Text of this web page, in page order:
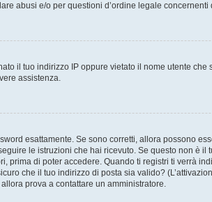
abusi e/o per questioni d’ordine legale concernenti
il tuo indirizzo IP oppure vietato il nome utente
assistenza.
esattamente. Se sono corretti, allora possono
le istruzioni che hai ricevuto. Se questo non è
prima di poter accedere. Quando ti registri ti verrà
che il tuo indirizzo di posta sia valido?
prova a contattare un amministratore.